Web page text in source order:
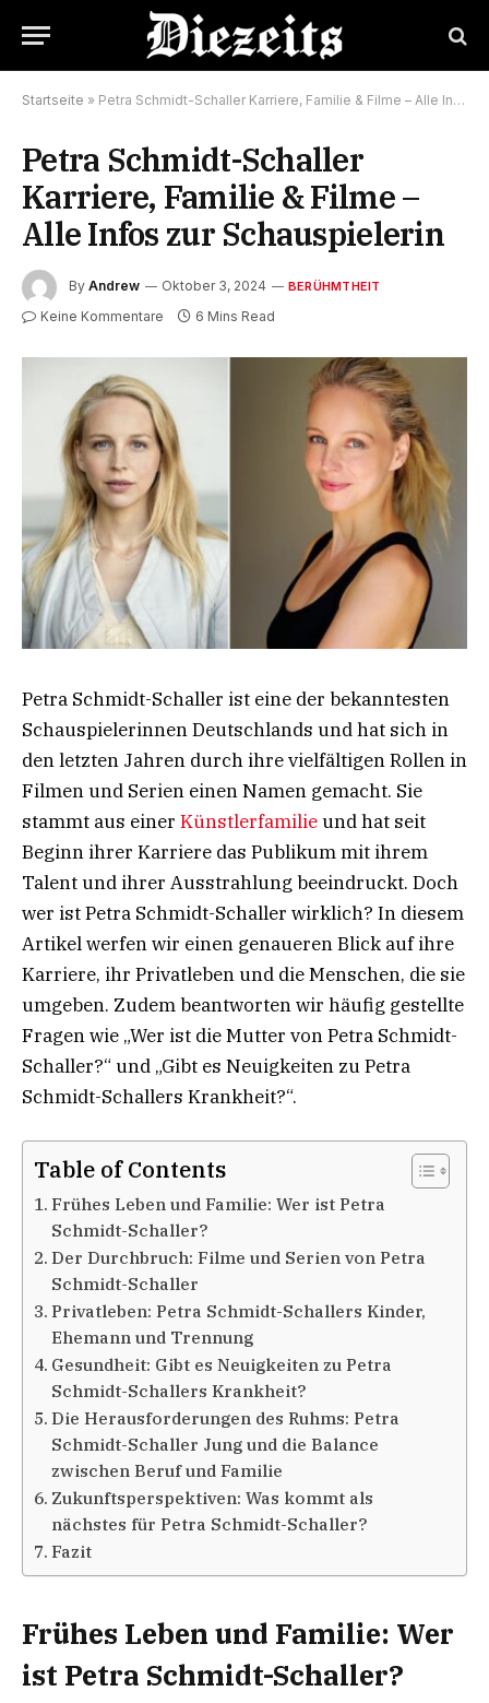
Startseite » Petra Schmidt-Schaller Karriere, Familie & Filme – Alle Infos zur Schauspielerin
Petra Schmidt-Schaller
Karriere, Familie & Filme –
Alle Infos zur Schauspielerin
By Andrew Oktober 3, 2024 BERÜHMTHEIT
Keine Kommentare 6 Mins Read
Petra Schmidt-Schaller ist eine der bekanntesten
Schauspielerinnen Deutschlands und hat sich in
den letzten Jahren durch ihre vielfältigen Rollen in
Filmen und Serien einen Namen gemacht. Sie
stammt aus einer Künstlerfamilieund hat seit
Beginn ihrer Karriere das Publikum mit ihrem
Talent und ihrer Ausstrahlung beeindruckt. Doch
wer ist Petra Schmidt-Schaller wirklich? In diesem
Artikel werfen wir einen genaueren Blick auf ihre
Karriere, ihr Privatleben und die Menschen, die sie
umgeben. Zudem beantworten wir häufig gestellte
Fragen wie „Wer ist die Mutter von Petra Schmidt-
Schaller?“ und „Gibt es Neuigkeiten zu Petra
Schmidt-Schallers Krankheit?“.
Table of Contents
Frühes Leben und Familie: Wer ist Petra
Schmidt-Schaller?
Der Durchbruch: Filme und Serien von Petra
Schmidt-Schaller
Privatleben: Petra Schmidt-Schallers Kinder,
Ehemann und Trennung
Gesundheit: Gibt es Neuigkeiten zu Petra
Schmidt-Schallers Krankheit?
Die Herausforderungen des Ruhms: Petra
Schmidt-Schaller Jung und die Balance
zwischen Beruf und Familie
Zukunftsperspektiven: Was kommt als
nächstes für Petra Schmidt-Schaller?
Fazit
Frühes Leben und Familie: Wer
ist Petra Schmidt-Schaller?